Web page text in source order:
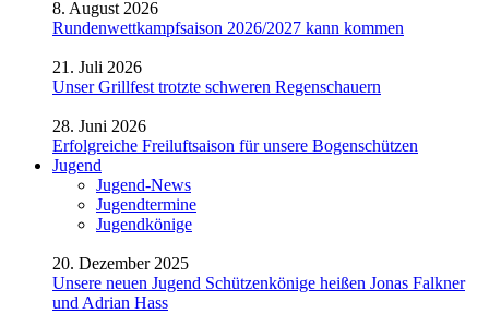
8. August 2026
Rundenwettkampfsaison 2026/2027 kann kommen
21. Juli 2026
Unser Grillfest trotzte schweren Regenschauern
28. Juni 2026
Erfolgreiche Freiluftsaison für unsere Bogenschützen
Jugend
Jugend-News
Jugendtermine
Jugendkönige
20. Dezember 2025
Unsere neuen Jugend Schützenkönige heißen Jonas Falkner
und Adrian Hass